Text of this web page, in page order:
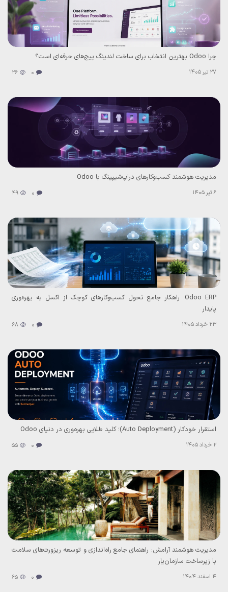
چرا Odoo بهترین انتخاب برای ساخت لندینگ پیج‌های حرفه‌ای است؟
27 تیر 1405 0
26
مدیریت هوشمند کسب‌وکارهای دراپ‌شیپینگ با Odoo
6 تیر 1405 0
49
Odoo ERP: راهکار جامع تحول کسب‌وکارهای کوچک از اکسل به بهره‌وری
پایدار
23 خرداد 1405 0
68
استقرار خودکار (Auto Deployment)؛ کلید طلایی بهره‌وری در دنیای Odoo
2 خرداد 1405 0
55
مدیریت هوشمند آرامش: راهنمای جامع راه‌اندازی و توسعه ریزورت‌های سلامت
با زیرساخت سازمان‌یار
4 اسفند 1404 0
65